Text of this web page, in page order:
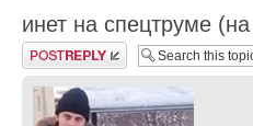
инет на спецтруме
Post a reply